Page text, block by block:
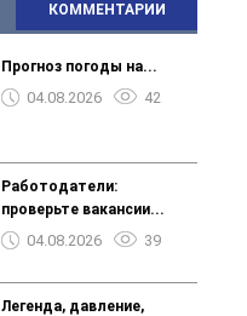
КОММЕНТАРИИ
Прогноз погоды на...
04.08.2026 42
️️️Работодатели:
проверьте вакансии...
04.08.2026 39
Легенда, давление,